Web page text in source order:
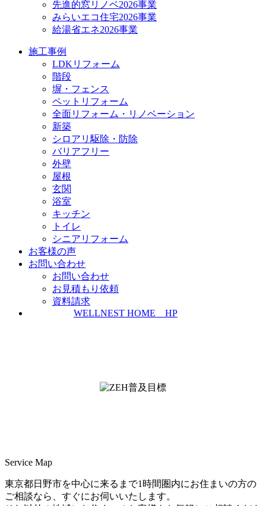
先進的窓リノベ2026事業
みらいエコ住宅2026事業
給湯省エネ2026事業
施工事例
LDKリフォーム
階段
塀・フェンス
ペットリフォーム
全面リフォーム・リノベーション
新築
シロアリ駆除・防除
バリアフリー
外壁
屋根
玄関
浴室
キッチン
トイレ
シニアリフォーム
お客様の声
お問い合わせ
お問い合わせ
お見積もり依頼
資料請求
WELLNEST HOME HP
Service Map
東京都日野市を中心に来るまで1時間圏内にお住まいの方の
ご相談なら、すぐにお伺いいたします。